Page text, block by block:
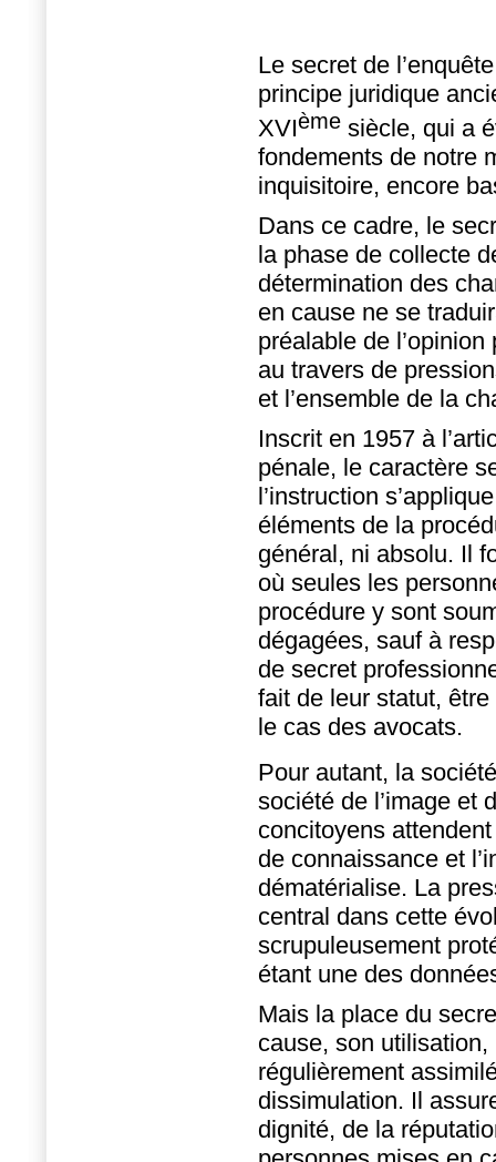
Le secret de
principe juridique
XVIème siècle, qui a
fondements de notre
inquisitoire, encore
Dans ce cadre, le
la phase de collecte
détermination des
en cause ne se
préalable de
au travers de
et l’ensemble de la
Inscrit en 1957 à
pénale, le caractère
l’instruction
éléments de la
général, ni absolu. Il
où seules les
procédure y sont
dégagées, sauf à
de secret
fait de leur statut,
le cas des avocats.
Pour autant, la
société de l’image et
concitoyens
de connaissance et
dématérialise. La
central dans cette
scrupuleusement
étant une des
Mais la place du
cause, son
régulièrement
dissimulation. Il
dignité, de la